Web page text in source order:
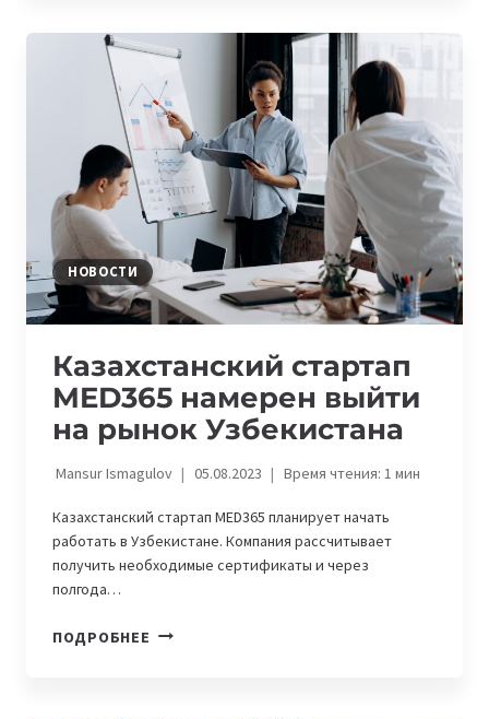
НА
ЧЕТВЕРТЫЙ
БАТЧ
SILKWAY
ACCELERATOR
НОВОСТИ
Казахстанский стартап
MED365 намерен выйти
на рынок Узбекистана
Mansur Ismagulov 05.08.2023 Время чтения: 1мин
Казахстанский стартап MED365 планирует начать
работать в Узбекистане. Компания рассчитывает
получить необходимые сертификаты и через
полгода…
ПОДРОБНЕЕ КАЗАХСТАНСКИЙ